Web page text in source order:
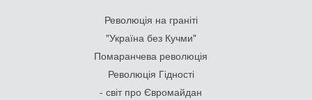
Революція на граніті
"Україна без Кучми"
Помаранчева революція
Революція Гідності
- світ про Євромайдан